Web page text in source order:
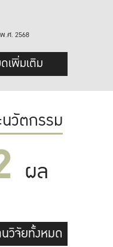
.ศ. 2568
เพิ่มเติม
วัตกรรม
ผล
วิจัยทั้งหมด